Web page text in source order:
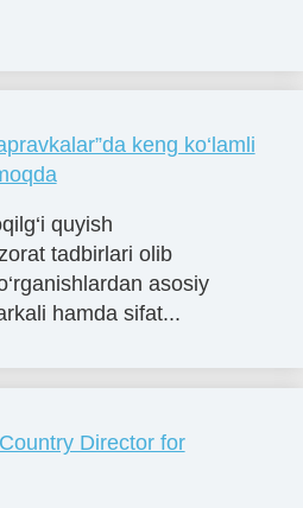
keng ko‘lamli
quyish
tadbirlari olib
asosiy
hamda sifat...
Director for